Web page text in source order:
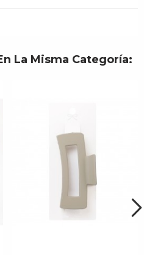
La Misma Categoría: